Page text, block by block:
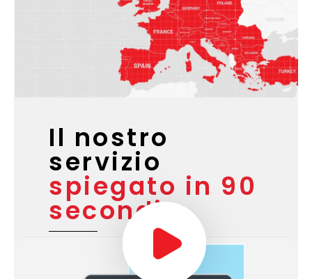
Il nostro
servizio
spiegato in 90
secondi